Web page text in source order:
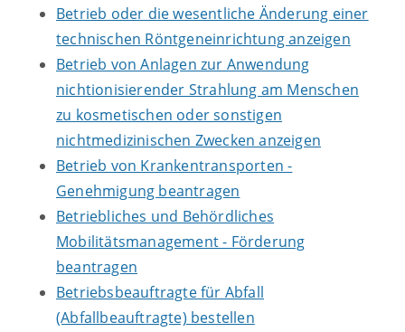
Betrieb oder die wesentliche Änderung einer
technischen Röntgeneinrichtung anzeigen
Betrieb von Anlagen zur Anwendung
nichtionisierender Strahlung am Menschen
zu kosmetischen oder sonstigen
nichtmedizinischen Zwecken anzeigen
Betrieb von Krankentransporten -
Genehmigung beantragen
Betriebliches und Behördliches
Mobilitätsmanagement - Förderung
beantragen
Betriebsbeauftragte für Abfall
(Abfallbeauftragte) bestellen